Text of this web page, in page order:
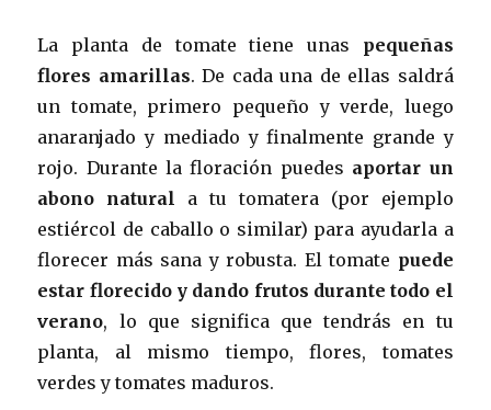
La planta de tomate tiene unas pequeñas
flores amarillas. De cada una de ellas saldrá
un tomate, primero pequeño y verde, luego
anaranjado y mediado y finalmente grande y
rojo. Durante la floración puedes aportar un
abono natural
a tu tomatera (por ejemplo
estiércol de caballo o similar) para ayudarla a
florecer más sana y robusta. El tomate puede
estar florecido y dando frutos durante todo el
verano, lo que significa que tendrás en tu
planta, al mismo tiempo, flores, tomates
verdes y tomates maduros.